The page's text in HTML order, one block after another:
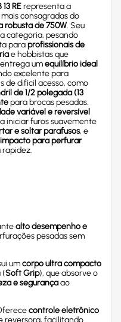
RErepresenta a
consagradas do
robusta de 750W. Seu
categoria, pesando
paraprofissionais de
e hobbistas que
umequilíbrio ideal
excelente para
de difícil acesso, como
de 1/2 polegada (13
para brocas pesadas.
variável e reversível
iniciar furos suavemente
e soltar parafusos, e
impacto para perfurar
alto desempenho e
pesadas sem
umcorpo ultra compacto
(Soft Grip), que absorve o
e segurançaao
controle eletrônico
reversora, facilitando